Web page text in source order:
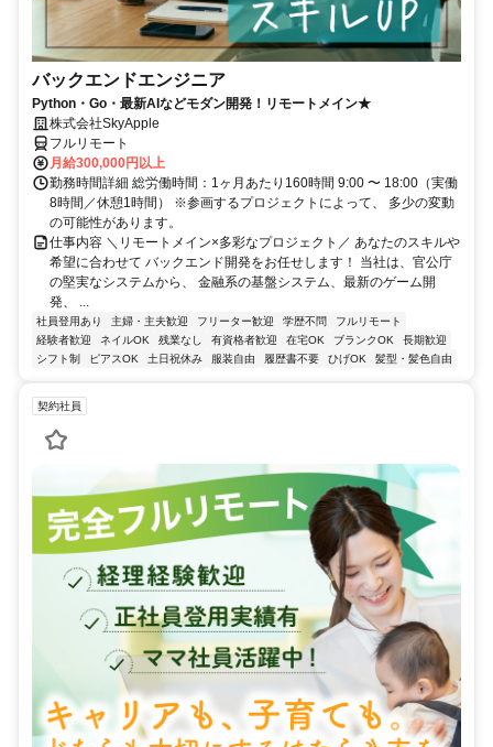
バックエンドエンジニア
Python・Go・最新AIなどモダン開発！リモートメイン★
株式会社SkyApple
フルリモート
月給300,000円以上
勤務時間詳細 総労働時間：1ヶ月あたり160時間 9:00 〜 18:00（実働
8時間／休憩1時間） ※参画するプロジェクトによって、 多少の変動
の可能性があります。
仕事内容 ＼リモートメイン×多彩なプロジェクト／ あなたのスキルや
希望に合わせて バックエンド開発をお任せします！ 当社は、官公庁
の堅実なシステムから、 金融系の基盤システム、最新のゲーム開
発、 ...
社員登用あり 主婦・主夫歓迎 フリーター歓迎 学歴不問
フルリモート
経験者歓迎
ネイルOK 残業なし 有資格者歓迎 在宅OK ブランクOK
長期歓迎
シフト制
ピアスOK 土日祝休み 服装自由 履歴書不要 ひげOK 髪型・髪色自由
契約社員